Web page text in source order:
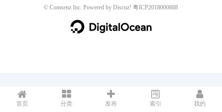
首页 分类 发布 索引 我的
©Comsenz Inc. Powered byDiscuz! 粤ICP2018000888